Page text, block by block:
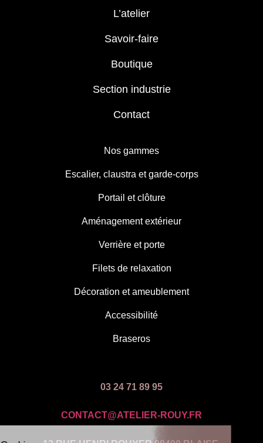
L’atelier
Savoir-faire
Boutique
Section industrie
Contact
Nos gammes
Escalier, claustra et garde-corps
Portail et clôture
Aménagement extérieur
Verrière et porte
Filets de relaxation
Décoration et ameublement
Accessibilité
Braseros
03 24 71 89 95
CONTACT@ATELIER-ROUY.FR